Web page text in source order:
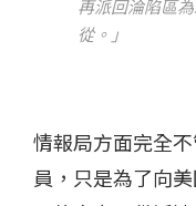
再派回淪陷區
從。」
情報局方面完全
員，只是為了向